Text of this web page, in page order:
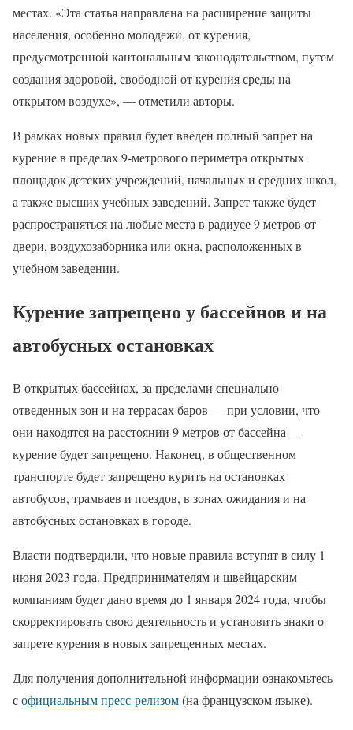
местах. «Эта статья направлена на расширение защиты
населения, особенно молодежи, от курения,
предусмотренной кантональным законодательством, путем
создания здоровой, свободной от курения среды на
открытом воздухе», — отметили авторы.
В рамках новых правил будет введен полный запрет на
курение в пределах 9-метрового периметра открытых
площадок детских учреждений, начальных и средних школ,
а также высших учебных заведений. Запрет также будет
распространяться на любые места в радиусе 9 метров от
двери, воздухозаборника или окна, расположенных в
учебном заведении.
Курение запрещено у бассейнов и на
автобусных остановках
В открытых бассейнах, за пределами специально
отведенных зон и на террасах баров — при условии, что
они находятся на расстоянии 9 метров от бассейна —
курение будет запрещено. Наконец, в общественном
транспорте будет запрещено курить на остановках
автобусов, трамваев и поездов, в зонах ожидания и на
автобусных остановках в городе.
Власти подтвердили, что новые правила вступят в силу 1
июня 2023 года. Предпринимателям и швейцарским
компаниям будет дано время до 1 января 2024 года, чтобы
скорректировать свою деятельность и установить знаки о
запрете курения в новых запрещенных местах.
Для получения дополнительной информации ознакомьтесь
софициальным пресс-релизом(на французском языке).